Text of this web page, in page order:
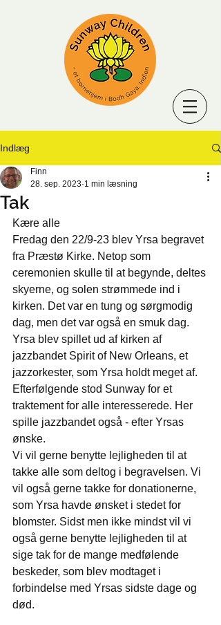
Indlæg
Tak
Finn
28. sep. 2023 1 min læsning
Kære alle
Fredag den 22/9-23 blev Yrsa begravet
fra Præstø Kirke. Netop som
ceremonien skulle til at begynde, deltes
skyerne, og solen strømmede ind i
kirken. Det var en tung og sørgmodig
dag, men det var også en smuk dag.
Yrsa blev spillet ud af kirken af
jazzbandet Spirit of New Orleans, et
jazzorkester, som Yrsa holdt meget af.
Efterfølgende stod Sunway for et
traktement for alle interesserede. Her
spille jazzbandet også - efter Yrsas
ønske.
Vi vil gerne benytte lejligheden til at
takke alle som deltog i begravelsen. Vi
vil også gerne takke for donationerne,
som Yrsa havde ønsket i stedet for
blomster. Sidst men ikke mindst vil vi
også gerne benytte lejligheden til at
sige tak for de mange medfølende
beskeder, som blev modtaget i
forbindelse med Yrsas sidste dage og
død.